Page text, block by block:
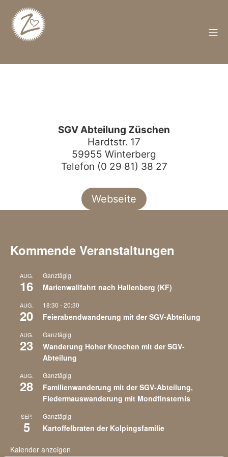
Inhalt
springen
Züschen
SGV Abteilung Züschen
Hardtstr. 17
59955 Winterberg
Telefon (0 29 81) 38 27
Webseite
Kommende Veranstaltungen
AUG.
16
Ganztägig
Marienwallfahrt nach Hallenberg (KF)
AUG.
20
18:30 -20:30
Feierabendwanderung mit der SGV-Abteilung
AUG.
23
Ganztägig
Wanderung Hoher Knochen mit der SGV-
Abteilung
AUG.
28
Ganztägig
Familienwanderung mit der SGV-Abteilung,
Fledermauswanderung mit Mondfinsternis
SEP.
5
Ganztägig
Kartoffelbraten der Kolpingsfamilie
Kalender anzeigen